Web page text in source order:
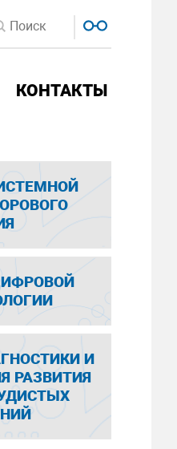
КОНТАКТЫ
И
РАЗВИТИЯ